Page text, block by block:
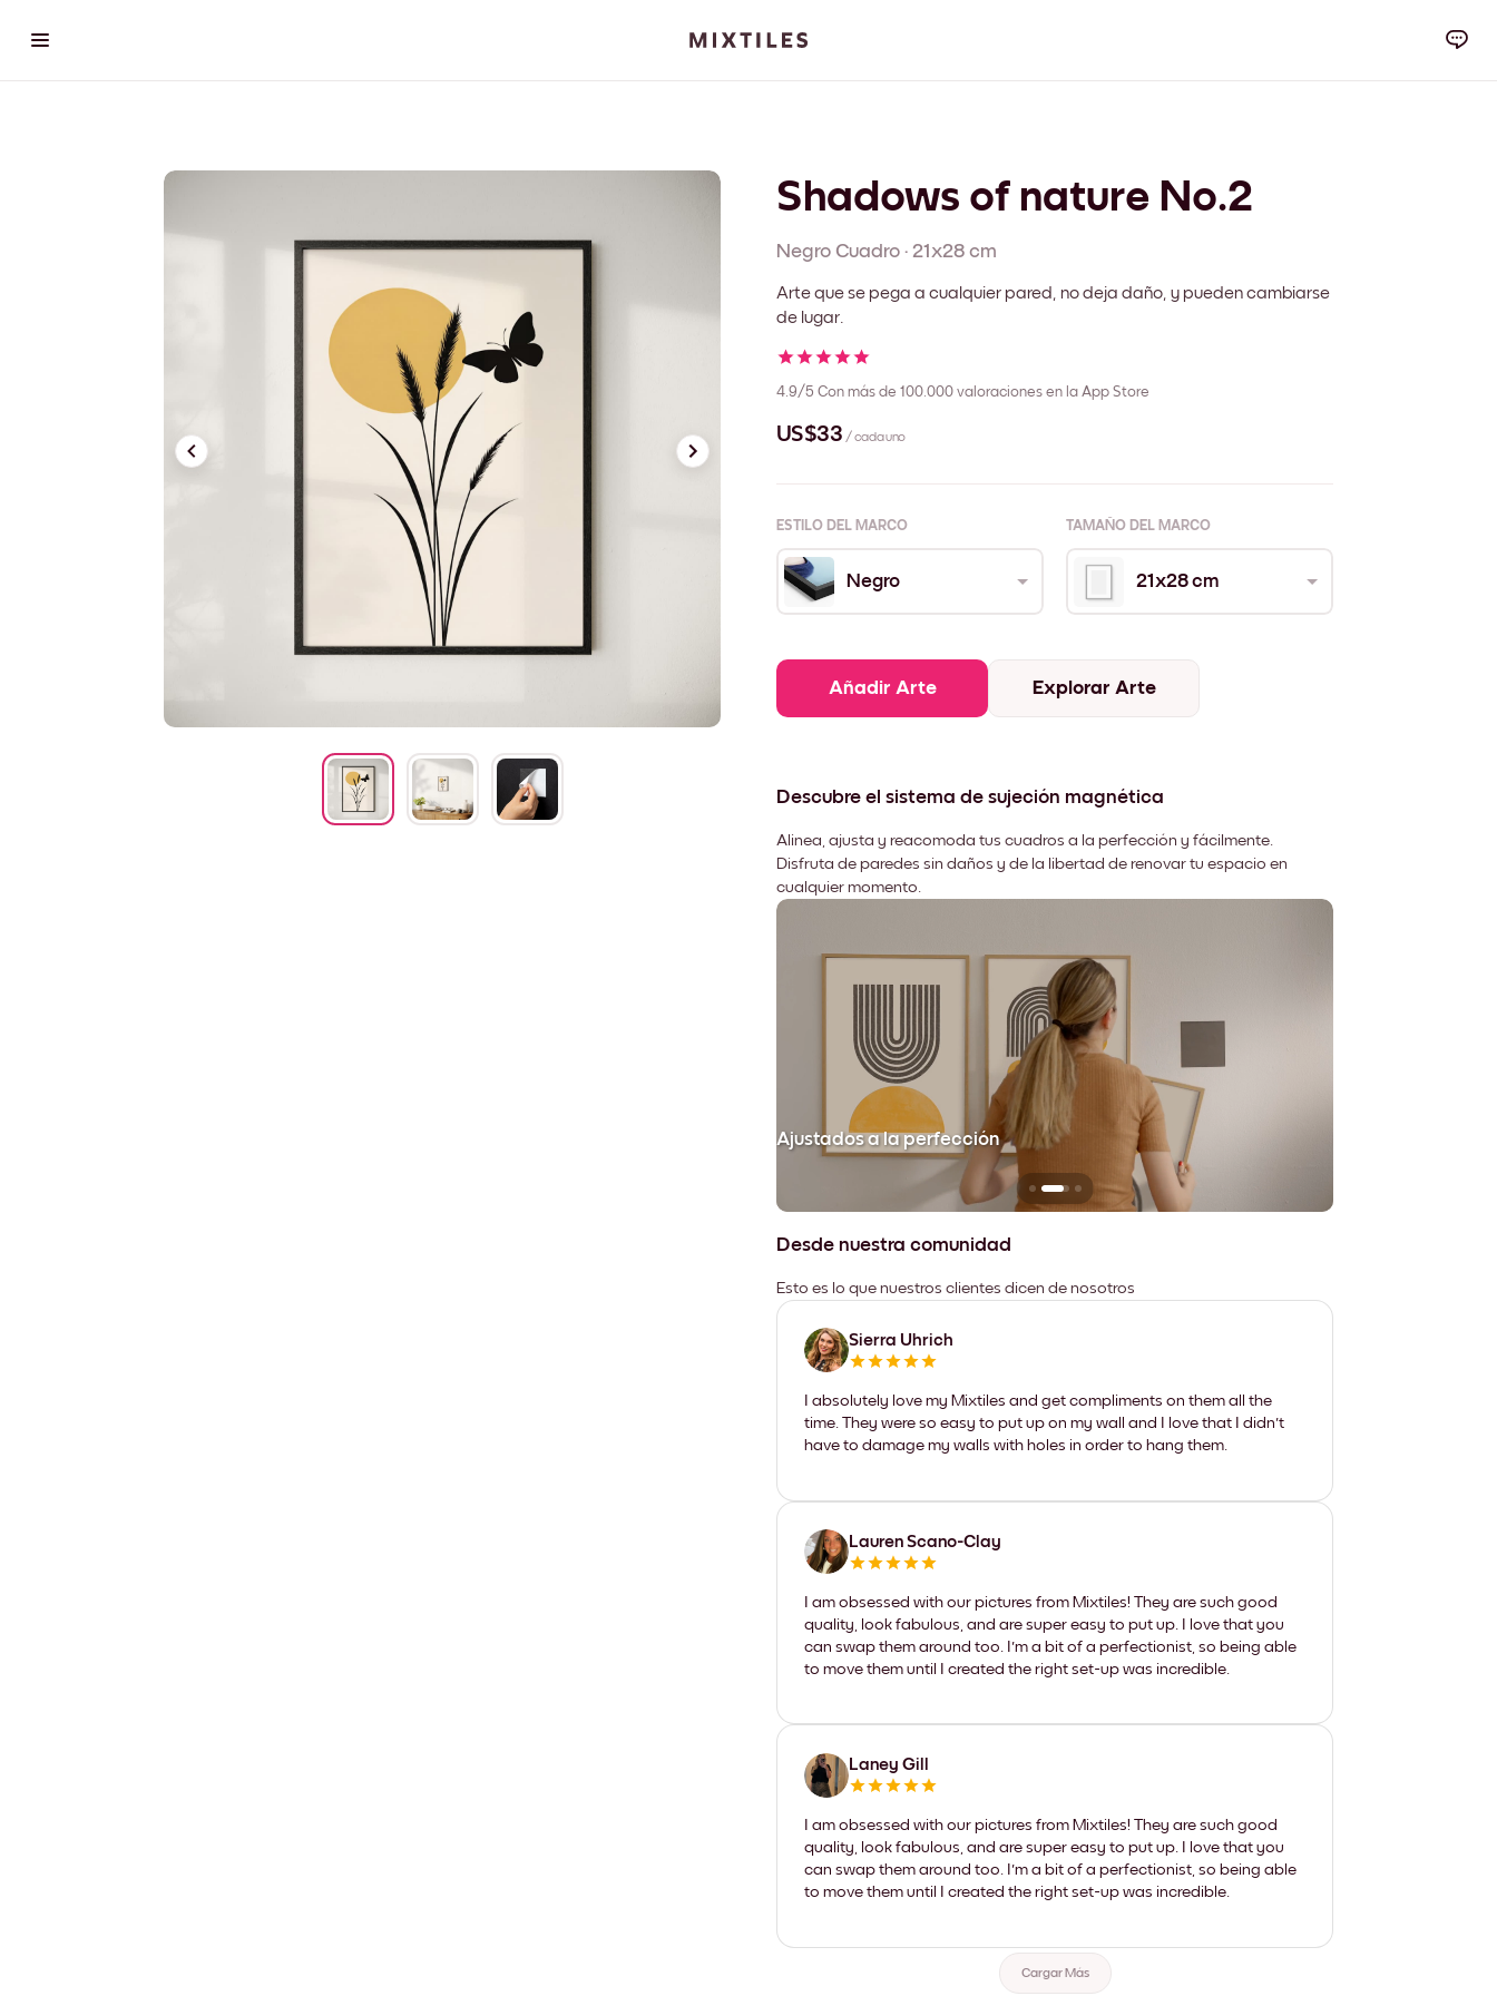
Shadows of nature No.2
Negro Cuadro · 21x28 cm
Arte que se pega a cualquier pared, no deja daño, y pueden cambiarse
de lugar.
4.9/5 Con más de 100.000 valoraciones en la App Store
US$33 / cada uno
ESTILO DEL MARCO TAMAÑO DEL MARCO
Negro 21x28 cm
Añadir Arte Explorar Arte
Descubre el sistema de sujeción magnética
Alinea, ajusta y reacomoda tus cuadros a la perfección y fácilmente.
Disfruta de paredes sin daños y de la libertad de renovar tu espacio en
cualquier momento.
Ajustados a la perfección
Desde nuestra comunidad
Esto es lo que nuestros clientes dicen de nosotros
Sierra Uhrich
I absolutely love my Mixtiles and get compliments on them all the
time. They were so easy to put up on my wall and I love that I didn't
have to damage my walls with holes in order to hang them.
Lauren Scano-Clay
I am obsessed with our pictures from Mixtiles! They are such good
quality, look fabulous, and are super easy to put up. I love that you
can swap them around too. I'm a bit of a perfectionist, so being able
to move them until I created the right set-up was incredible.
Laney Gill
I am obsessed with our pictures from Mixtiles! They are such good
quality, look fabulous, and are super easy to put up. I love that you
can swap them around too. I'm a bit of a perfectionist, so being able
to move them until I created the right set-up was incredible.
Cargar Más